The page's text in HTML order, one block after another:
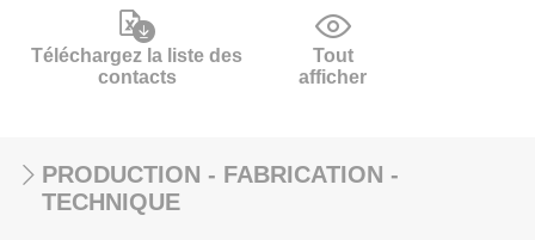
Téléchargez la liste des
contacts
Tout
afficher
PRODUCTION - FABRICATION -
TECHNIQUE